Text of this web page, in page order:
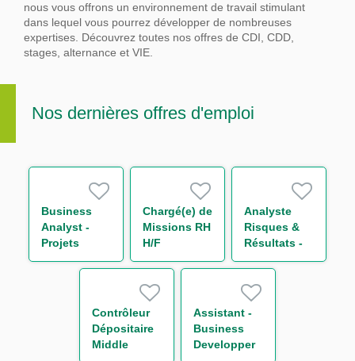
nous vous offrons un environnement de travail stimulant
dans lequel vous pourrez développer de nombreuses
expertises. Découvrez toutes nos offres de CDI, CDD,
stages, alternance et VIE.
Nos dernières offres d'emploi
Business
Analyst -
Projets
Liquidité
Chargé(e) de
Missions RH
H/F
Analyste
Risques &
Résultats -
Equity
Derivatives
H/F
Contrôleur
Dépositaire
Middle
Assistant -
Business
Developper